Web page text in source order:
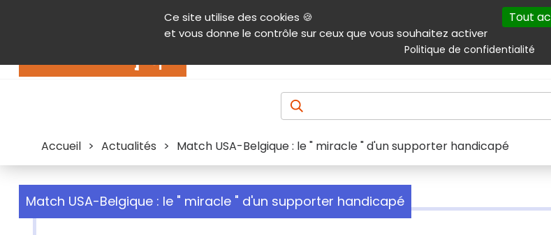
Ce site utilise des cookies 🍪
et vous donne le contrôle sur ceux que vous souhaitez activer
Tout
Politique de confidentialité
Contenu Aide et accessibilité Menu principal Autres
Produits & services Emploi Droit
Accueil > Actualités > Match USA-Belgique : le " miracle " d'un supporter handicapé
Match USA-Belgique : le " miracle " d'un supporter handicapé